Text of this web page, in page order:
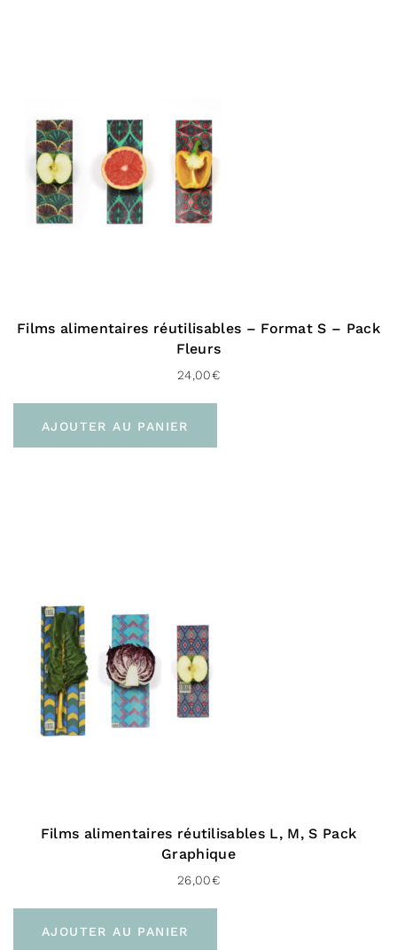
Films alimentaires réutilisables – Format S – Pack
Fleurs
24,00€
AJOUTER AU PANIER
Films alimentaires réutilisables L, M, S Pack
Graphique
26,00€
AJOUTER AU PANIER